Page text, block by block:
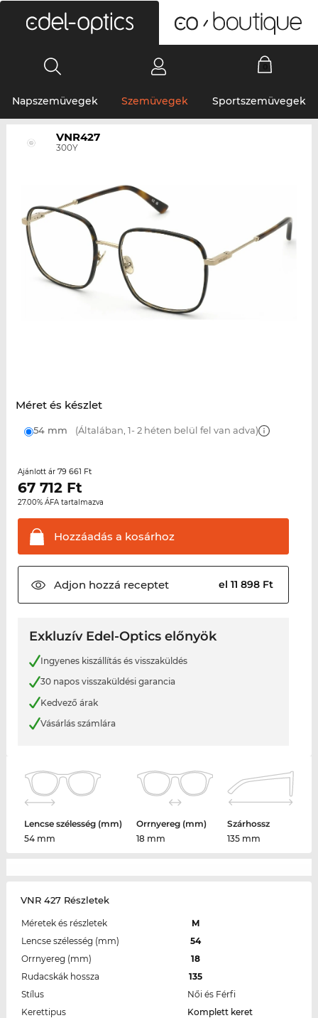
Napszemüvegek Szemüvegek Sportszemüvegek
VNR427
300Y
Méret és készlet
54 mm (Általában, 1- 2 héten belül fel van adva)
Ajánlott ár 79 661 Ft
67 712Ft
27.00% ÁFA tartalmazva
Hozzáadás a kosárhoz
Adjon hozzá receptet el 11 898 Ft
Exkluzív Edel-Optics előnyök
Ingyenes kiszállítás és visszaküldés
30 napos visszaküldési garancia
Kedvező árak
Vásárlás számlára
Lencse szélesség (mm)
54 mm
Orrnyereg (mm)
18 mm
Szárhossz
135 mm
VNR 427 Részletek
Méretek és részletek
M
Lencse szélesség (mm)
54
Orrnyereg (mm)
18
Rudacskák hossza
135
Stílus
Női és Férfi
Kerettipus
Komplett keret